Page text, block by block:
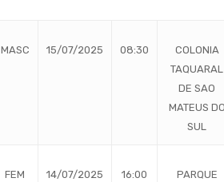
MASC 15/07/2025 08:30
COLONIA
TAQUARAL
DE SAO
MATEUS
SUL
FEM 14/07/2025 16:00
PARQUE